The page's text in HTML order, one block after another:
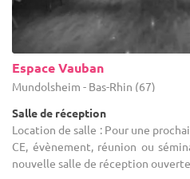
Espace Vauban
Mundolsheim - Bas-Rhin (67)
Salle de réception
Location de salle : Pour une
CE, évènement, réunion ou
nouvelle salle de réception ouverte